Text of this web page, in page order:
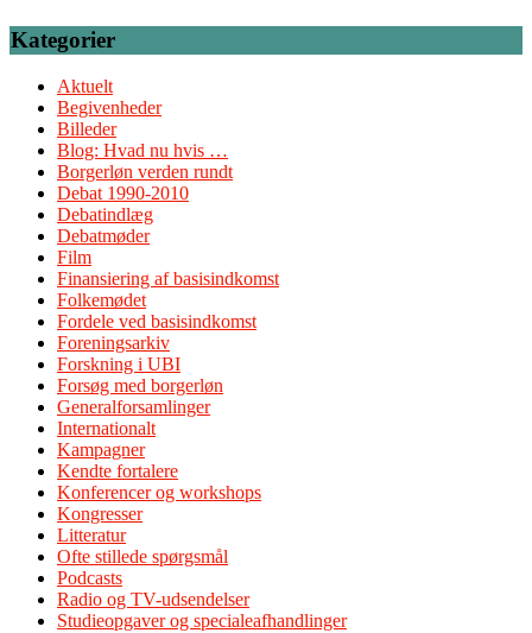
Kategorier
Aktuelt
Begivenheder
Billeder
Blog: Hvad nu hvis …
Borgerløn verden rundt
Debat 1990-2010
Debatindlæg
Debatmøder
Film
Finansiering af basisindkomst
Folkemødet
Fordele ved basisindkomst
Foreningsarkiv
Forskning i UBI
Forsøg med borgerløn
Generalforsamlinger
Internationalt
Kampagner
Kendte fortalere
Konferencer og workshops
Kongresser
Litteratur
Ofte stillede spørgsmål
Podcasts
Radio og TV-udsendelser
Studieopgaver og specialeafhandlinger